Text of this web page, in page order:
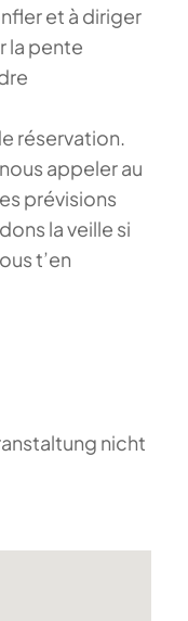
et à diriger
la pente
réservation.
appeler au
prévisions
la veille si
t’en
nicht